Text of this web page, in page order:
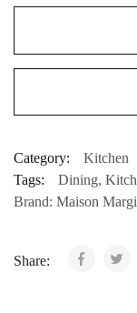
Category:
Kitchen
Tags:
Dining,
Brand: Maison
Share: